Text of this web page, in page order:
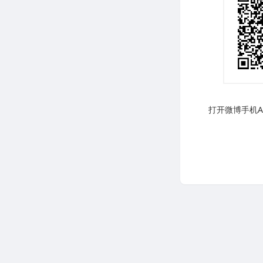
打开微博手机